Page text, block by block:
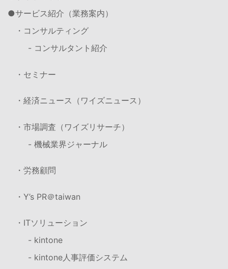
サービス紹介（業務案内）
・コンサルティング
- コンサルタント紹介
・セミナー
・経済ニュース（ワイズニュース）
・市場調査（ワイズリサーチ）
- 機械業界ジャーナル
・労務顧問
・Y’s PR＠taiwan
・ITソリューション
- kintone
- kintone人事評価システム